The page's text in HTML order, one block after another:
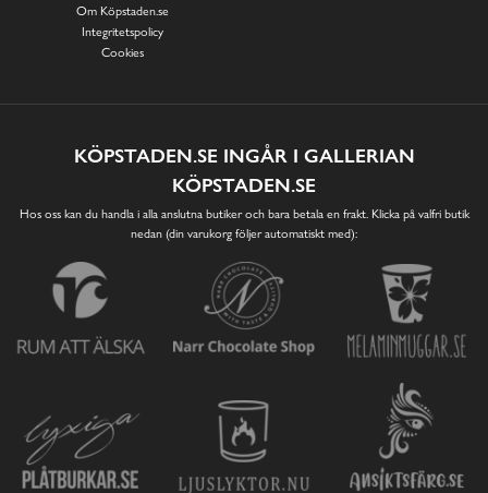
Om Köpstaden.se
Integritetspolicy
Cookies
KÖPSTADEN.SE INGÅR I GALLERIAN
KÖPSTADEN.SE
Hos oss kan du handla i alla anslutna butiker och bara betala en frakt. Klicka på valfri butik
nedan (din varukorg följer automatiskt med):